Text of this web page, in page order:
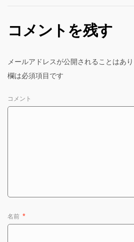
コメントを残す
メールアドレスが公開されることはあり
欄は必須項目です
コメント
名前 *